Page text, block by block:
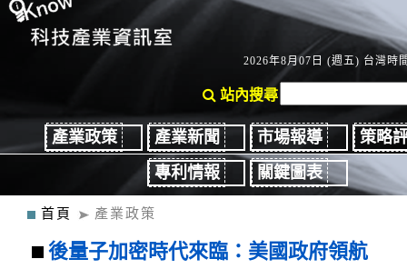
2026年8月07日 (週五) 台灣時
站內搜尋
產業政策 產業新聞 市場報導
策略
專利情報
關鍵圖表
首頁 產業政策
後量子加密時代來臨：美國政府領航